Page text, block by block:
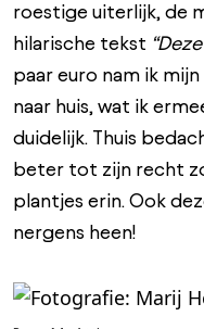
roestige uiterlijk, de
hilarische tekst
paar euro nam ik
naar huis, wat ik
duidelijk. Thuis
beter tot zijn recht
plantjes erin. Ook
nergens heen!